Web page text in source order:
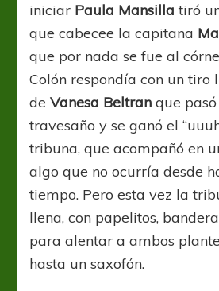
iniciar Paula Mansilla tiró
que cabecee la capitana
que por nada se fue al
Colón respondía con un tiro
deVanesa Beltran que
travesaño y se ganó el
tribuna, que acompañó en
algo que no ocurría desde
tiempo. Pero esta vez la
llena, con papelitos,
para alentar a ambos
hasta un saxofón.